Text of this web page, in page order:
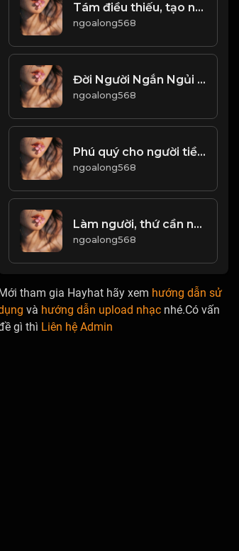
Tám điều thiếu, tạo nhân cầu mà không được! Đạo
ngoalong568
Đời Người Ngắn Ngủi - Nhân Sinh Vô Thường! Đạo
ngoalong568
Phú quý cho người tiền, nhân hậu cho người trả lời! Đạo
ngoalong568
Làm người, thứ cần nỗ lực đạt được không phải năng lực hô mưa gọi gió. mà chính là mang trong mình tâm thái bình thản nhìn gió mây! & Đạo
ngoalong568
Mới tham gia Hayhat hãy xem hướng dẫn sử
và hướng dẫn upload nhạc nhé.Có vấn
gì thì Liên hệ Admin